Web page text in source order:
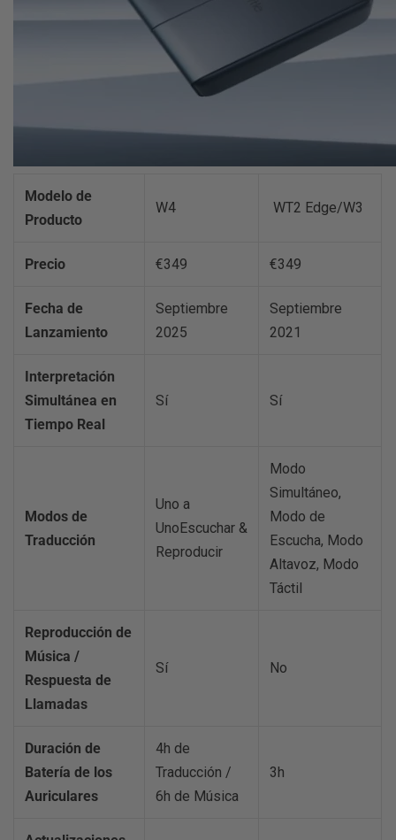
Modelo de
Producto
W4 WT2 Edge/W3
Precio €349 €349
Fecha de
Lanzamiento
Septiembre
2025
Septiembre
2021
Interpretación
Simultánea en
Tiempo Real
Sí Sí
Modos de
Traducción
Uno a
UnoEscuchar &
Reproducir
Modo
Simultáneo,
Modo de
Escucha, Modo
Altavoz, Modo
Táctil
Reproducción de
Música /
Respuesta de
Llamadas
Sí No
Duración de
Batería de los
Auriculares
4h de
Traducción /
6h de Música
3h